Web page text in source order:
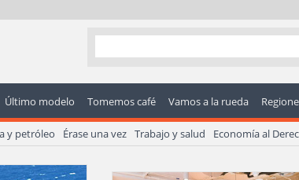
Último modelo Tomemos café Vamos a la rueda
y petróleo Érase una vez Trabajo y salud Economía al